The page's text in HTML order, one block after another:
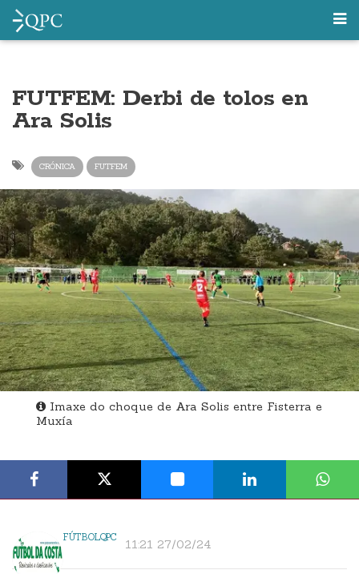
FUTFEM: Derbi de tolos en
Ara Solis
CRÓNICA FUTFEM
Imaxe do choque de Ara Solis entre Fisterra e
Muxía
FÚTBOLQPC 11:21 27/02/24